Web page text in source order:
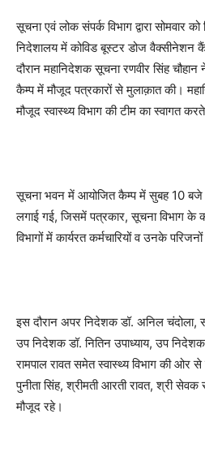
सूचना एवं लोक संपर्क विभाग द्वारा सोमवार
निदेशालय में कोविड बूस्टर डोज वैक्सीनेशन
दौरान महानिदेशक सूचना रणवीर सिंह
कैम्प में मौजूद पत्रकारों से मुलाक़ात की।
मौजूद स्वास्थ्य विभाग की टीम का स्वागत
सूचना भवन में आयोजित कैम्प में सुबह 10
लगाई गई, जिसमें पत्रकार, सूचना विभाग के
विभागों में कार्यरत कर्मचारियों व उनके
इस दौरान अपर निदेशक डॉ. अनिल चंदोला,
उप निदेशक डॉ. नितिन उपाध्याय, उप निदेशक
रामपाल रावत समेत स्वास्थ्य विभाग की ओर
पुनीता सिंह, श्रीमती आरती रावत, श्री सेवक
मौजूद रहे।